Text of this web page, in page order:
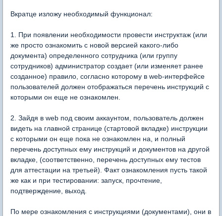
Вкратце изложу необходимый функционал:
1. При появлении необходимости провести инструктаж (или
же просто ознакомить с новой версией какого-либо
документа) определенного сотрудника (или группу
сотрудников) администратор создает (или изменяет ранее
созданное) правило, согласно которому в web-интерфейсе
пользователей должен отображаться перечень инструкций с
которыми он еще не ознакомлен.
2. Зайдя в web под своим аккаунтом, пользователь должен
видеть на главной странице (стартовой вкладке) инструкции
с которыми он еще пока не ознакомлен на, и полный
перечень доступных ему инструкций и документов на другой
вкладке, (соответственно, перечень доступных ему тестов
для аттестации на третьей). Факт ознакомления пусть такой
же как и при тестировании: запуск, прочтение,
подтверждение, выход.
По мере ознакомления с инструкциями (документами), они в